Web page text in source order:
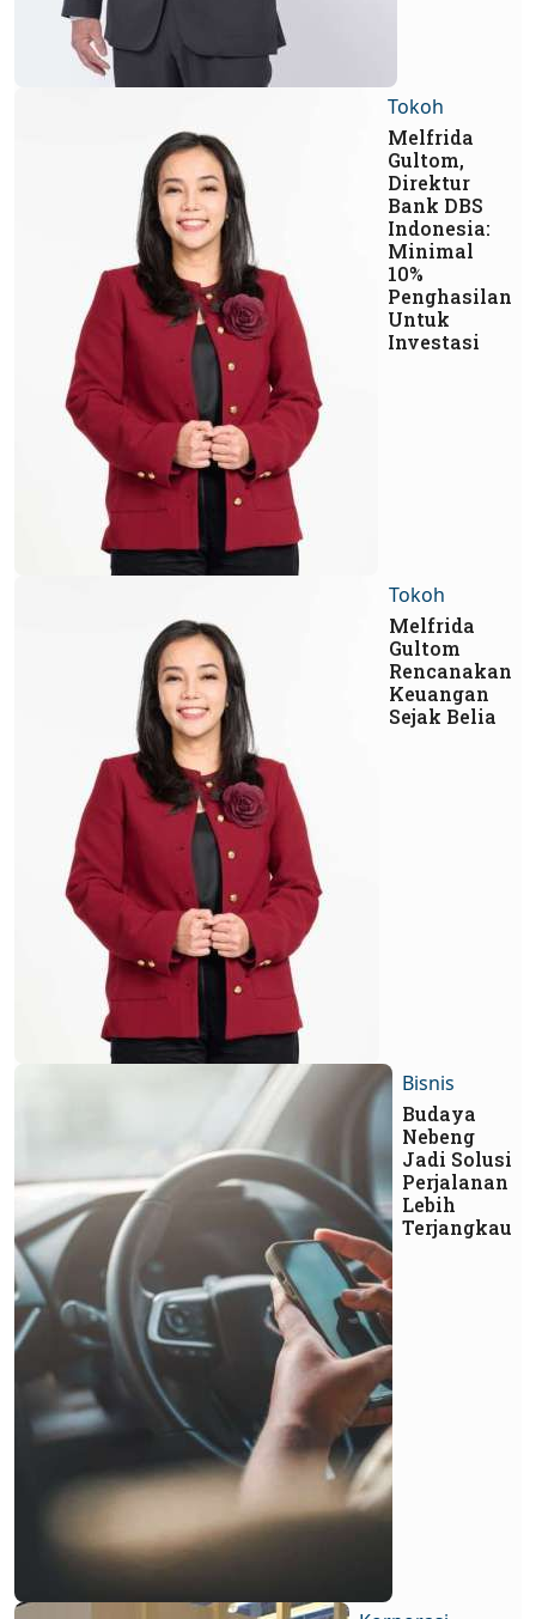
Tokoh
Melfrida
Gultom,
Direktur
Bank DBS
Indonesia:
Minimal
10%
Penghasilan
Untuk
Investasi
Tokoh
Melfrida
Gultom
Rencanakan
Keuangan
Sejak Belia
Bisnis
Budaya
Nebeng
Jadi Solusi
Perjalanan
Lebih
Terjangkau